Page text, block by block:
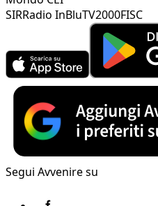
SIRRadio InBluTV2000FISC
Segui Avvenire su